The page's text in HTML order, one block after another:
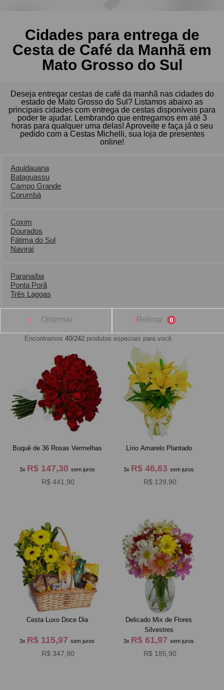
Cidades para entrega de
Cesta de Café da Manhã em
Mato Grosso do Sul
Deseja entregar cestas de café da manhã nas cidades do
estado de Mato Grosso do Sul? Listamos abaixo as
principais cidades com entrega de cestas disponíveis para
poder te ajudar. Lembrando que entregamos em até 3
horas para qualquer uma delas! Aproveite e faça já o seu
pedido com a Cestas Michelli, sua loja de presentes
online!
Aquidauana
Bataguassu
Campo Grande
Corumb
Coxim
Dourados
Fátima do Sul
Naviraí
Paranaíba
Ponta Por
Três Lagoas
Refinar 0
Ordernar
Encontramos40/242 produtos especiais para você.
Buquê de 36 Rosas Vermelhas
3x R$ 147,30 sem juros
R$ 441,90
Lírio Amarelo Plantado
3x R$ 46,63sem juros
R$ 139,90
Cesta Luxo Doce Dia
3x R$ 115,97sem juros
R$ 347,90
Delicado Mix de Flores
Silvestres
3x R$ 61,97sem juros
R$ 185,90